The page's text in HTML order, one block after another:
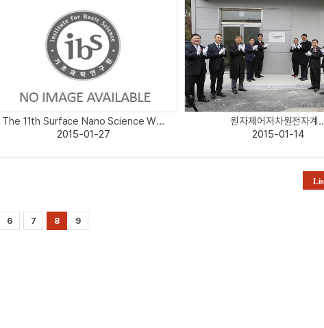
The 11th Surface Nano Science W...
2015-01-27
원자제어저차원전자계
2015-01-14
6 7 8 9